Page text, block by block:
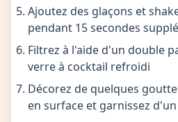
Ajoutez des glaçons et
pendant 15 secondes
Filtrez à l'aide d'un double
verre à cocktail refroidi
Décorez de quelques
en surface et garnissez